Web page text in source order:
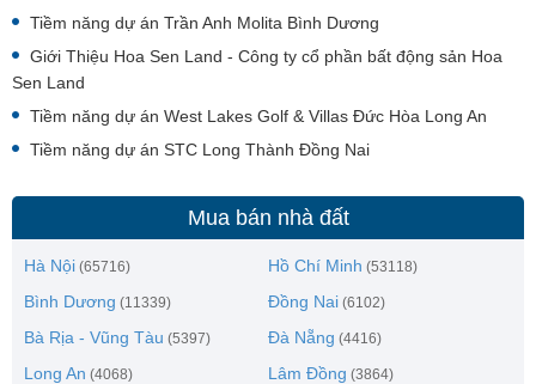
Tiềm năng dự án Trần Anh Molita Bình Dương
Giới Thiệu Hoa Sen Land - Công ty cổ phần bất động sản Hoa
Sen Land
Tiềm năng dự án West Lakes Golf & Villas Đức Hòa Long An
Tiềm năng dự án STC Long Thành Đồng Nai
Mua bán nhà đất
Hà Nội (65716) Hồ Chí Minh (53118)
Bình Dương (11339) Đồng Nai (6102)
Bà Rịa - Vũng Tàu (5397) Đà Nẵng (4416)
Long An (4068) Lâm Đồng (3864)